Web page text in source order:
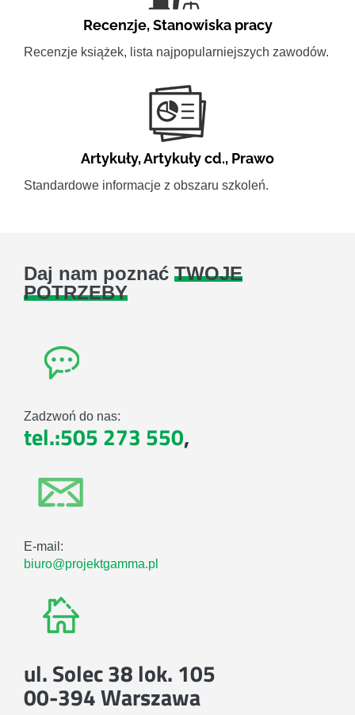
Recenzje,Stanowiska pracy
Recenzje książek, lista najpopularniejszych zawodów.
Artykuły,Artykuły cd., Prawo
Standardowe informacje z obszaru szkoleń.
Daj nam poznać TWOJE
POTRZEBY
Zadzwoń do nas:
tel.:505 273 550,
E-mail:
biuro@projektgamma.pl
ul. Solec 38 lok. 105
00-394 Warszawa